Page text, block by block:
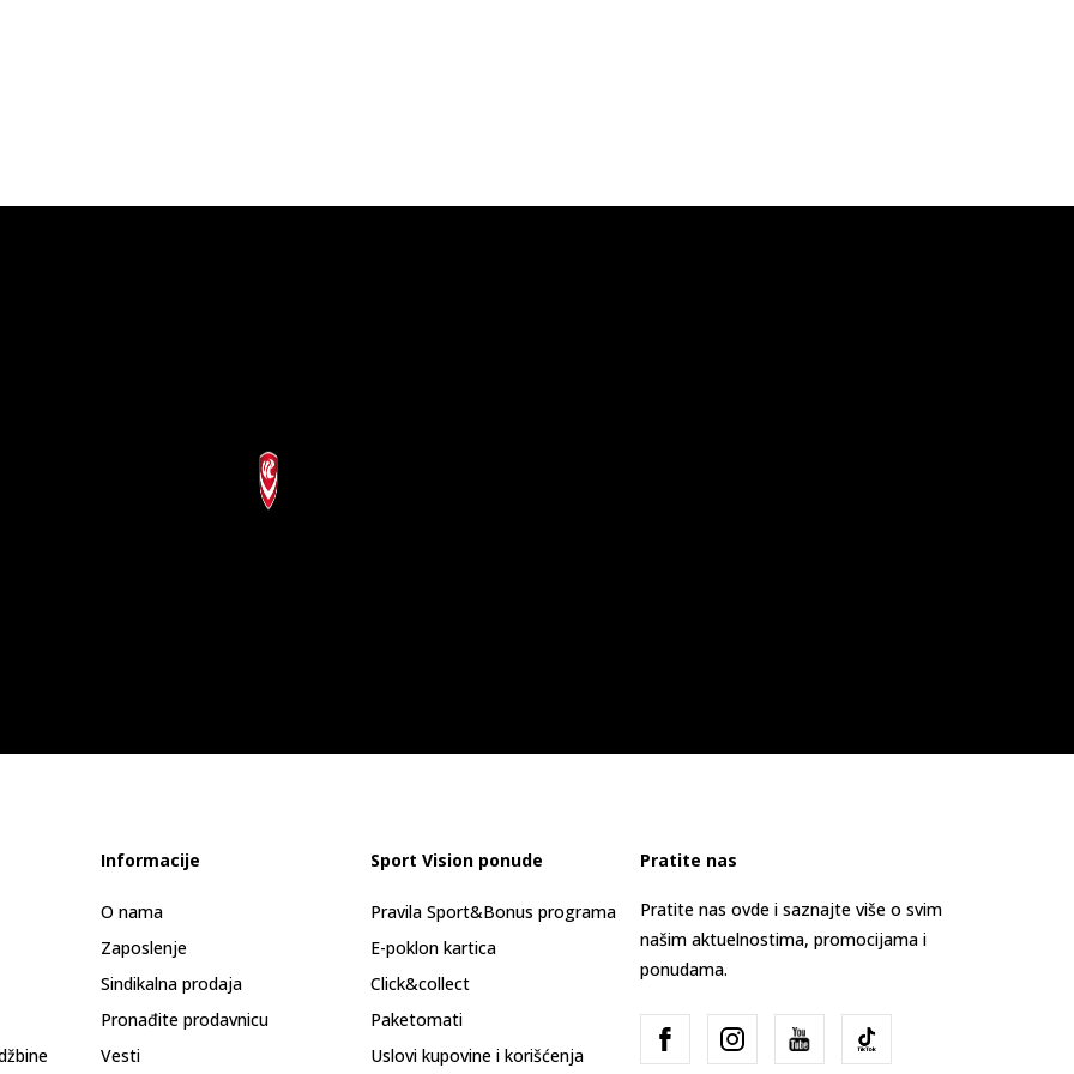
Informacije
O nama
Zaposlenje
Sindikalna prodaja
Pronađite prodavnicu
Vesti
Sport Vision ponude
Pravila Sport&Bonus programa
E-poklon kartica
Click&collect
Paketomati
Uslovi kupovine i korišćenja
Pratite nas
Pratite nas ovde i saznajte više o svim
našim aktuelnostima, promocijama i
ponudama.